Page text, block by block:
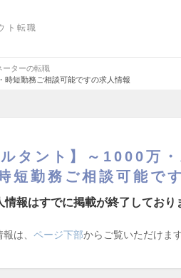
ト転職
ーターの転職
時短勤務ご相談可能ですの求人情報
タント】～1000万
短勤務ご相談可能です
情報はすでに掲載が終了しており
は、 ページ下部からご覧いただけます